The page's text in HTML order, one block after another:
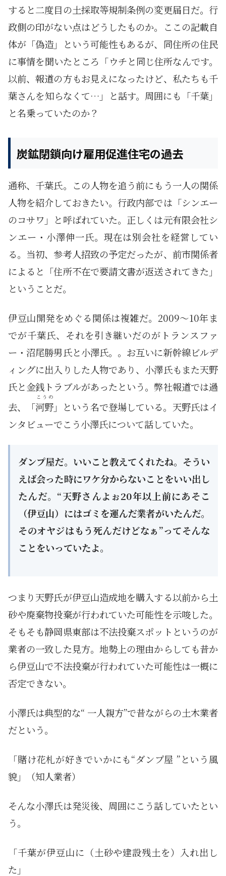
すると二度目の土採取等規制条例の変更届日だ。行
政側の印がない点はどうしたものか。ここの記載自
体が「偽造」という可能性もあるが、同住所の住民
に事情を聞いたところ「ウチと同じ住所なんです。
以前、報道の方もお見えになったけど、私たちも千
葉さんを知らなくて…」と話す。周囲にも「千葉」
と名乗っていたのか？
炭鉱閉鎖向け雇用促進住宅の過去
通称、千葉氏。この人物を追う前にもう一人の関係
人物を紹介しておきたい。行政内部では「シンエー
のコサワ」と呼ばれていた。正しくは元有限会社シ
ンエー・小澤伸一氏。現在は別会社を経営してい
る。当初、参考人招致の予定だったが、前市関係者
によると「住所不在で要請文書が返送されてきた」
ということだ。
伊豆山開発をめぐる関係は複雑だ。2009～10年ま
でが千葉氏、それを引き継いだのがトランスファ
ー・沼尾勝男氏と小澤氏。。お互いに新幹線ビルデ
ィングに出入りした人物であり、小澤氏もまた天野
氏と金銭トラブルがあったという。弊社報道では過
去、「河野
こうの
」という名で登場している。天野氏はイ
ンタビューでこう小澤氏について話していた。
ダンプ屋だ。いいこと教えてくれたね。そうい
えば会った時にワケ分からないことをいい出し
たんだ。“天野さんよぉ20年以上前にあそこ
（伊豆山）にはゴミを運んだ業者がいたんだ。
そのオヤジはもう死んだけどなぁ”ってそんな
ことをいっていたよ。
つまり天野氏が伊豆山造成地を購入する以前から土
砂や廃棄物投棄が行われていた可能性を示唆した。
そもそも静岡県東部は不法投棄スポットというのが
業者の一致した見方。地勢上の理由からしても昔か
ら伊豆山で不法投棄が行われていた可能性は一概に
否定できない。
小澤氏は典型的な“ 一人親方”で昔ながらの土木業者
だという。
「賭け花札が好きでいかにも“ダンプ屋 ”という風
貌」（知人業者）
そんな小澤氏は発災後、周囲にこう話していたとい
う。
「千葉が伊豆山に（土砂や建設残土を）入れ出し
た」